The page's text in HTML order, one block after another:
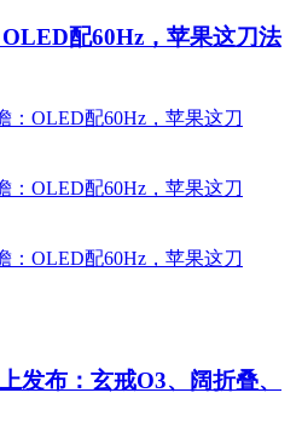
配60Hz，苹果这刀法
发布：玄戒O3、阔折叠、